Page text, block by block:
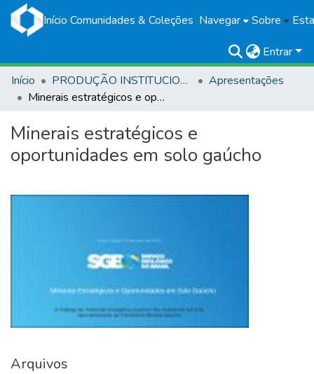
Início Comunidades & Coleções Navegar Sobre
Entrar
Início
PRODUÇÃO INSTITUCIONAL
Apresentações
Minerais estratégicos e oportunidades em solo gaúcho
Minerais estratégicos e
oportunidades em solo gaúcho
Arquivos